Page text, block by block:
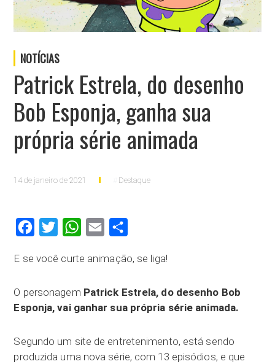
NOTÍCIAS
Patrick Estrela, do desenho
Bob Esponja, ganha sua
própria série animada
14 de janeiro de 2021 Destaque
FacebookTwitter WhatsApp
Email
E se você curte animação, se liga!
O personagem Patrick Estrela, do desenho Bob
Esponja, vai ganhar sua própria série animada.
Segundo um site de entretenimento, está sendo
produzida uma nova série, com 13 episódios, e que